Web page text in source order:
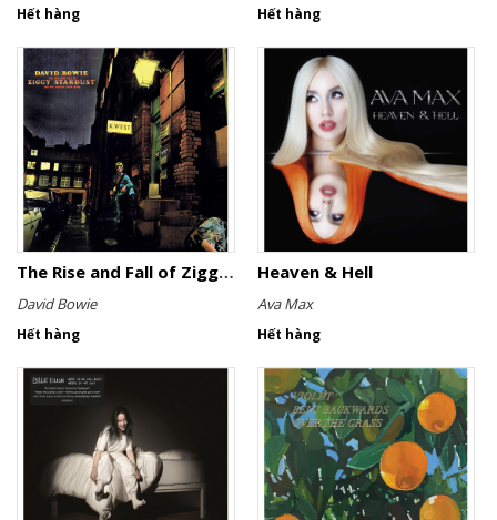
Hết hàng Hết hàng
The Rise and Fall of Ziggy Stardust and the Spiders from Mars
David Bowie
Hết hàng
Heaven & Hell
Ava Max
Hết hàng